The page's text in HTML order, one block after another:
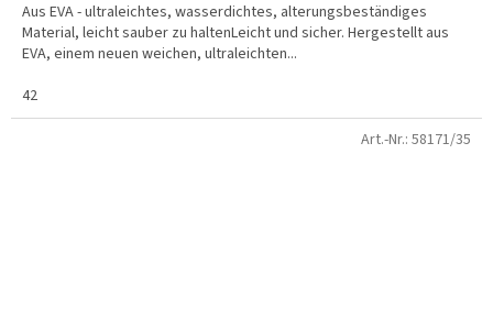
Aus EVA - ultraleichtes, wasserdichtes, alterungsbeständiges
Material, leicht sauber zu haltenLeicht und sicher. Hergestellt aus
EVA, einem neuen weichen, ultraleichten...
42
Art.-Nr.: 58171/35